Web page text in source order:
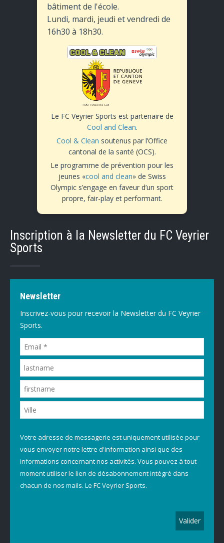
bâtiment de l'école.
Lundi, mardi, jeudi et vendredi de
16h30 à 18h30.
Le FC Veyrier Sports est partenaire de
Cool and Clean.
Cool & Clean soutenus par l’Office
cantonal de la santé (OCS).
Le programme de prévention pour les
jeunes «cool and clean» de Swiss
Olympic s’engage en faveur d’un sport
propre, fair-play et performant.
Inscription à la Newsletter du FC Veyrier
Sports
Newsletter
Inscrivez-vous pour recevoir la Newsletter du FC Veyrier
Sports.
Votre adresse de messagerie est uniquement utilisée pour
vous envoyer notre lettre d'information ainsi que des
informations concernant nos activités. Vous pouvez à tout
moment utiliser le lien de désabonnement intégré dans
chacun de nos mails. Le FC Veyrier Sports.